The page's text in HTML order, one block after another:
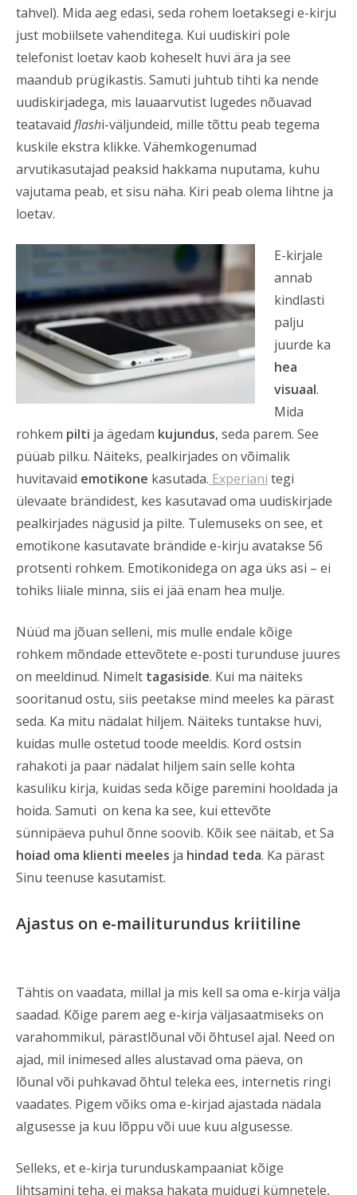
tahvel). Mida aeg edasi, seda rohem loetaksegi e-kirju
just mobiilsete vahenditega. Kui uudiskiri pole
telefonist loetav kaob koheselt huvi ära ja see
maandub prügikastis. Samuti juhtub tihti ka nende
uudiskirjadega, mis lauaarvutist lugedes nõuavad
teatavaid flashi-väljundeid, mille tõttu peab tegema
kuskile ekstra klikke. Vähemkogenumad
arvutikasutajad peaksid hakkama nuputama, kuhu
vajutama peab, et sisu näha. Kiri peab olema lihtne ja
loetav.
E-kirjale
annab
kindlasti
palju
juurde ka
hea
visuaal.
Mida
rohkem pilti ja ägedam kujundus, seda parem. See
püüab pilku. Näiteks, pealkirjades on võimalik
huvitavaid emotikone kasutada. Experiani tegi
ülevaate brändidest, kes kasutavad oma uudiskirjade
pealkirjades nägusid ja pilte. Tulemuseks on see, et
emotikone kasutavate brändide e-kirju avatakse 56
protsenti rohkem. Emotikonidega on aga üks asi – ei
tohiks liiale minna, siis ei jää enam hea mulje.
Nüüd ma jõuan selleni, mis mulle endale kõige
rohkem mõndade ettevõtete e-posti turunduse juures
on meeldinud. Nimelt tagasiside. Kui ma näiteks
sooritanud ostu, siis peetakse mind meeles ka pärast
seda. Ka mitu nädalat hiljem. Näiteks tuntakse huvi,
kuidas mulle ostetud toode meeldis. Kord ostsin
rahakoti ja paar nädalat hiljem sain selle kohta
kasuliku kirja, kuidas seda kõige paremini hooldada ja
hoida. Samuti on kena ka see, kui ettevõte
sünnipäeva puhul õnne soovib. Kõik see näitab, et Sa
hoiad oma klienti meeles ja hindad teda. Ka pärast
Sinu teenuse kasutamist.
Ajastus on e-mailiturundus kriitiline
Tähtis on vaadata, millal ja mis kell sa oma e-kirja välja
saadad. Kõige parem aeg e-kirja väljasaatmiseks on
varahommikul, pärastlõunal või õhtusel ajal. Need on
ajad, mil inimesed alles alustavad oma päeva, on
lõunal või puhkavad õhtul teleka ees, internetis ringi
vaadates. Pigem võiks oma e-kirjad ajastada nädala
algusesse ja kuu lõppu või uue kuu algusesse.
Selleks, et e-kirja turunduskampaaniat kõige
lihtsamini teha, ei maksa hakata muidugi kümnetele,